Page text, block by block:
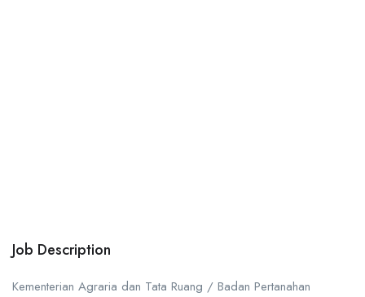
Job Description
Kementerian Agraria dan Tata Ruang / Badan Pertanahan